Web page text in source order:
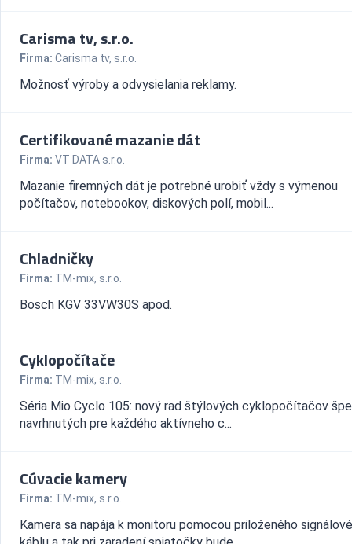
Carisma tv, s.r.o.
Firma: Carisma tv, s.r.o.
Možnosť výroby a odvysielania reklamy.
Certifikované mazanie dát
Firma: VT DATA s.r.o.
Mazanie firemných dát je potrebné urobiť vždy s výmenou
počítačov, notebookov, diskových polí, mobil...
Chladničky
Firma: TM-mix, s.r.o.
Bosch KGV 33VW30S apod.
Cyklopočítače
Firma: TM-mix, s.r.o.
Séria Mio Cyclo 105: nový rad štýlových cyklopočítačov
navrhnutých pre každého aktívneho c...
Cúvacie kamery
Firma: TM-mix, s.r.o.
Kamera sa napája k monitoru pomocou priloženého